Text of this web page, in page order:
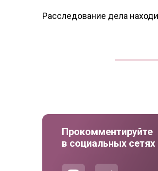
Расследование дела
Прокомментируйте
в социальных сетях